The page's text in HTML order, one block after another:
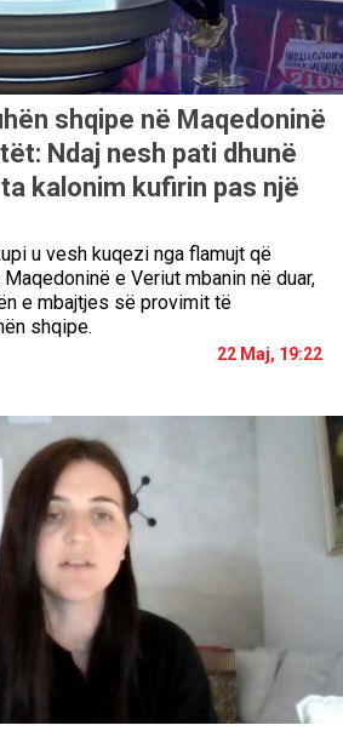
shqipe në Maqedoninë
Ndaj nesh pati dhunë
kalonim kufirin pas një
u vesh kuqezi nga flamujt që
e Veriut mbanin në duar,
e mbajtjes së provimit të
shqipe.
22 Maj, 19:22